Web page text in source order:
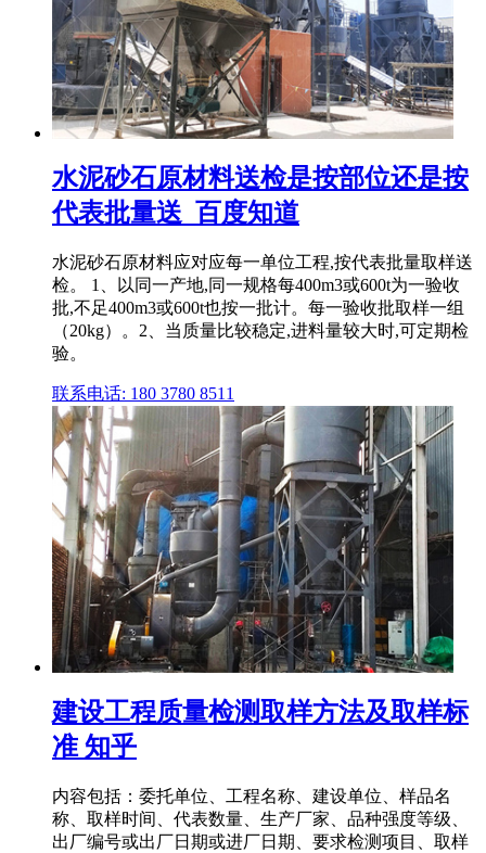
水泥砂石原材料送检是按部位还是按
代表批量送_百度知道
水泥砂石原材料应对应每一单位工程,按代表批量取样送
检。 1、以同一产地,同一规格每400m3或600t为一验收
批,不足400m3或600t也按一批计。每一验收批取样一组
（20kg）。2、当质量比较稳定,进料量较大时,可定期检
验。
联系电话: 180 3780 8511
建设工程质量检测取样方法及取样标
准 知乎
内容包括：委托单位、工程名称、建设单位、样品名
称、取样时间、代表数量、生产厂家、品种强度等级、
出厂编号或出厂日期或进厂日期、要求检测项目、取样